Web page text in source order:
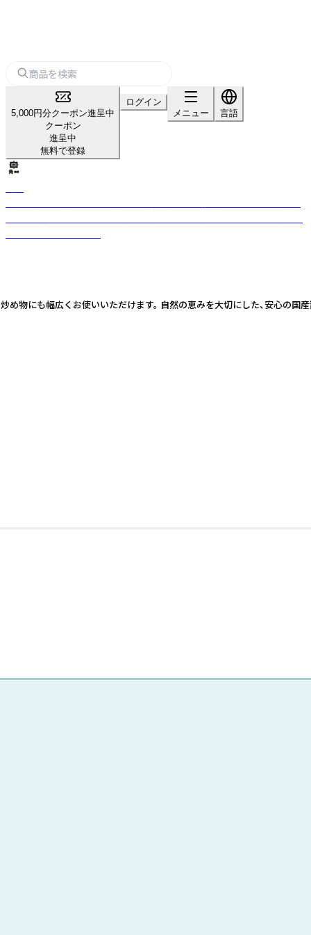
5,000円分クーポン進呈中
クーポン
進呈中
無料で登録
ログイン
メニュー
言語
め物にも幅広くお使いいただけます。 自然の恵みを大切にした、安心